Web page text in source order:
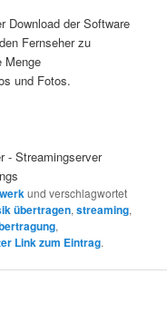
Download der Software
Fernseher zu
Menge
und Fotos.
- Streamingserver
und verschlagwortet
übertragen,streaming,
,
Link zum Eintrag.